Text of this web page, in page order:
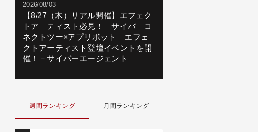
2026/08/03
【8/27（木）リアル開催】エフェク
トアーティスト必見！ サイバーコ
ネクトツー×アプリボット エフェ
クトアーティスト登壇イベントを開
催！－サイバーエージェント
週間ランキング 月間ランキング